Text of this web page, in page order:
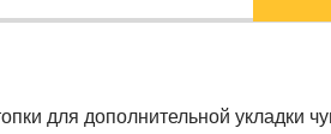
для дополнительной укладки